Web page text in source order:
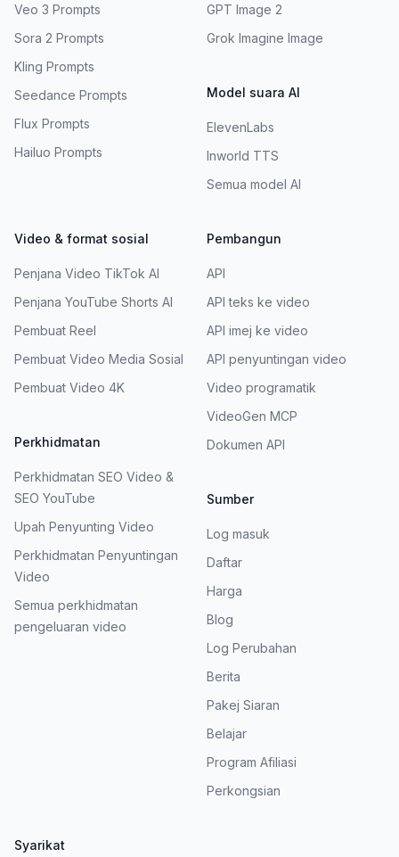
Veo 3 Prompts
Sora 2 Prompts
Kling Prompts
Seedance Prompts
Flux Prompts
Hailuo Prompts
GPT Image 2
Grok Imagine Image
Model suara AI
ElevenLabs
Inworld TTS
Semua model AI
Video & format sosial
Penjana Video TikTok AI
Penjana YouTube Shorts AI
Pembuat Reel
Pembuat Video Media Sosial
Pembuat Video 4K
Perkhidmatan
Perkhidmatan SEO Video &
SEO YouTube
Upah Penyunting Video
Perkhidmatan Penyuntingan
Video
Semua perkhidmatan
pengeluaran video
Pembangun
API
API teks ke video
API imej ke video
API penyuntingan video
Video programatik
VideoGen MCP
Dokumen API
Sumber
Log masuk
Daftar
Harga
Blog
Log Perubahan
Berita
Pakej Siaran
Belajar
Program Afiliasi
Perkongsian
Syarikat